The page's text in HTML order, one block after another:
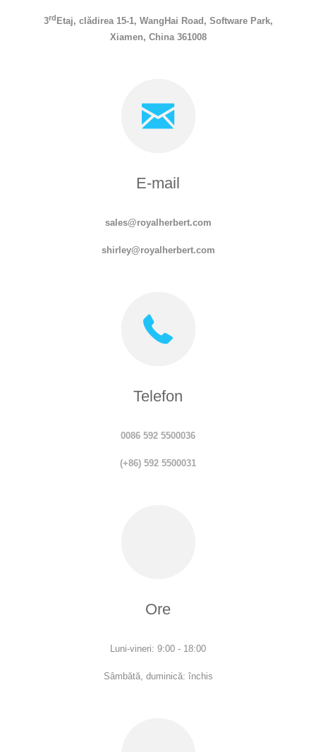
3rdEtaj, clădirea 15-1, WangHai Road, Software Park,
Xiamen, China 361008
E-mail
sales@royalherbert.com
shirley@royalherbert.com
Telefon
0086 592 5500036
(+86) 592 5500031
Ore
Luni-vineri: 9:00 - 18:00
Sâmbătă, duminică: închis